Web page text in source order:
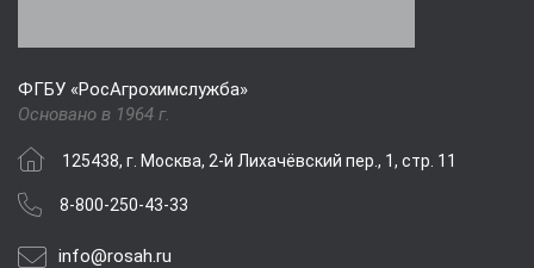
ФГБУ «РосАгрохимслужба»
Основано в 1964 г.
125438, г. Москва, 2-й Лихачёвский пер., 1, стр. 11
8-800-250-43-33
info@rosah.ru